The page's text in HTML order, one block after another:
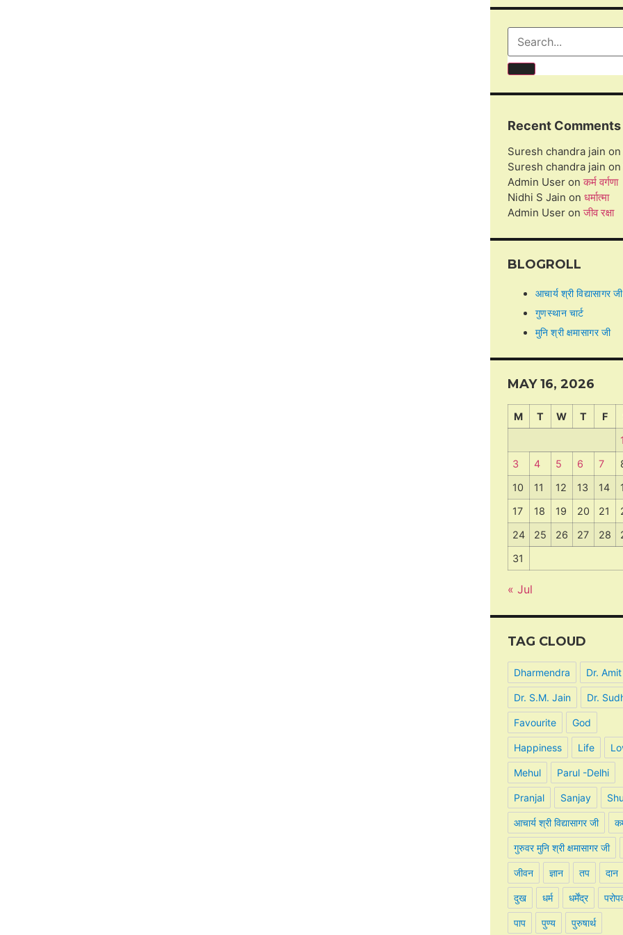
Recent Comments
Suresh chandra jain on
Suresh chandra jain on
Admin Useronकर्म वर्गणा
Nidhi S Jain on धर्मात्मा
Admin Useronजीव रक्षा
BLOGROLL
आचार्य श्री विद्यासागर जी
गुणस्थान चार्ट
मुनि श्री क्षमासागर जी
MAY 16, 2026
M T W T F
1
3
4 5 6 7
10
11 12 13 14
17
18 19 20 21
24
25 26 27 28
31
« Jul
TAG CLOUD
Dharmendra Dr. Amit
Dr. S.M. Jain Dr.
Favourite God
Happiness Life
Mehul Parul -Delhi
Pranjal Sanjay
आचार्य श्री विद्यासागर जी
गुरुवर मुनि श्री क्षमासागर जी
जीवन ज्ञान तप दान
दुख धर्म धर्मेंद्र
पाप पुण्य पुरुषार्थ